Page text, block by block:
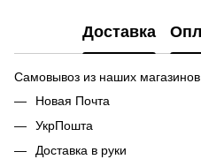
Доставка
Самовывоз из наших магазинов
Новая Почта
УкрПошта
Доставка в руки